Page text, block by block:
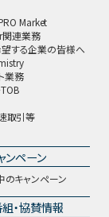
Market
関連業務
望する企業の皆様へ
業務
取引等
ンペーン
のキャンペーン
・協賛情報